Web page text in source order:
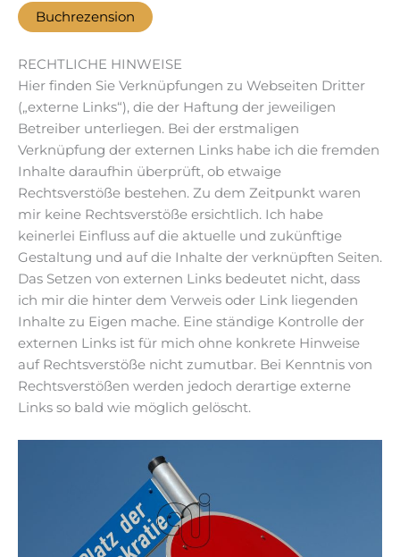
Buchrezension
RECHTLICHE HINWEISE
Hier finden Sie Verknüpfungen zu Webseiten Dritter
(„externe Links“), die der Haftung der jeweiligen
Betreiber unterliegen. Bei der erstmaligen
Verknüpfung der externen Links habe ich die fremden
Inhalte daraufhin überprüft, ob etwaige
Rechtsverstöße bestehen. Zu dem Zeitpunkt waren
mir keine Rechtsverstöße ersichtlich. Ich habe
keinerlei Einfluss auf die aktuelle und zukünftige
Gestaltung und auf die Inhalte der verknüpften Seiten.
Das Setzen von externen Links bedeutet nicht, dass
ich mir die hinter dem Verweis oder Link liegenden
Inhalte zu Eigen mache. Eine ständige Kontrolle der
externen Links ist für mich ohne konkrete Hinweise
auf Rechtsverstöße nicht zumutbar. Bei Kenntnis von
Rechtsverstößen werden jedoch derartige externe
Links so bald wie möglich gelöscht.